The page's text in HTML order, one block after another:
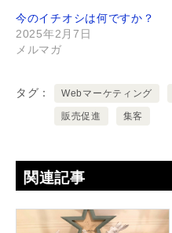
今のイチオシは何ですか？
2025年2月7日
メルマガ
タグ Webマーケティング
販売促進 集客
関連記事